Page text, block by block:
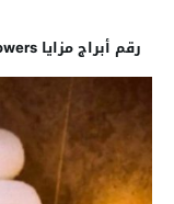
رقم أبراج مزايا Mazaya Towers ومواعيد العمل